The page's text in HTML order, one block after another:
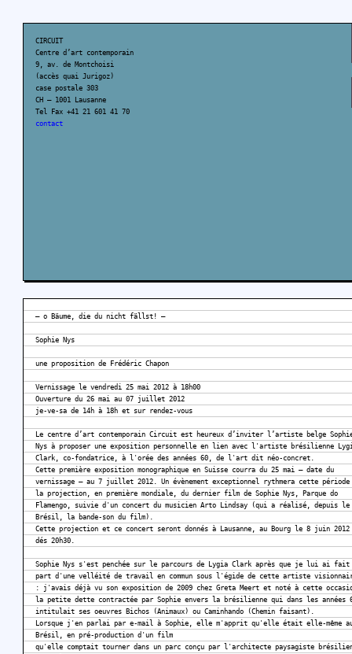
CIRCUIT
Centre d’art contemporain
9, av. de Montchoisi
(accès quai Jurigoz)
case postale 303
CH – 1001 Lausanne
Tel Fax +41 21 601 41 70
contact
— o Bäume, die du nicht fällst! —
Sophie Nys
une proposition de Frédéric Chapon
Vernissage le vendredi 25 mai 2012 à 18h00
Ouverture du 26 mai au 07 juillet 2012
je-ve-sa de 14h à 18h et sur rendez-vous
Le centre d’art contemporain Circuit est heureux d’inviter l’artiste belge
Nys à proposer une exposition personnelle en lien avec l'artiste brésilienne
Clark, co-fondatrice, à l'orée des années 60, de l'art dit néo-concret.
Cette première exposition monographique en Suisse courra du 25 mai — date du
vernissage — au 7 juillet 2012. Un évènement exceptionnel rythmera cette
la projection, en première mondiale, du dernier film de Sophie Nys, Parque do
Flamengo, suivie d'un concert du musicien Arto Lindsay (qui a réalisé, depuis le
Brésil, la bande-son du film).
Cette projection et ce concert seront donnés à Lausanne, au Bourg le 8 juin 2012
dés 20h30.
Sophie Nys s'est penchée sur le parcours de Lygia Clark après que je lui ai fait
part d'une velléité de travail en commun sous l'égide de cette artiste
: j'avais déjà vu son exposition de 2009 chez Greta Meert et noté à cette
la petite dette contractée par Sophie envers la brésilienne qui dans les années
intitulait ses oeuvres Bichos (Animaux) ou Caminhando (Chemin faisant).
Lorsque j'en parlai par e-mail à Sophie, elle m'apprit qu'elle était elle-même
Brésil, en pré-production d'un film
qu'elle comptait tourner dans un parc conçu par l'architecte paysagiste